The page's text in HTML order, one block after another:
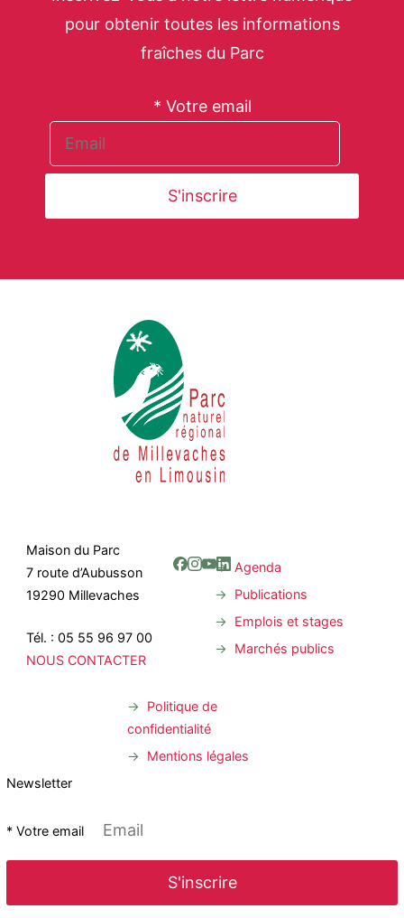
pour obtenir toutes les informations
fraîches du Parc
* Votre email
Maison du Parc
7 route d’Aubusson
19290 Millevaches
Tél. : 05 55 96 97 00
NOUS CONTACTER
Agenda
Publications
Emplois et stages
Marchés publics
Politique de
confidentialité
Mentions légales
Newsletter
* Votre email